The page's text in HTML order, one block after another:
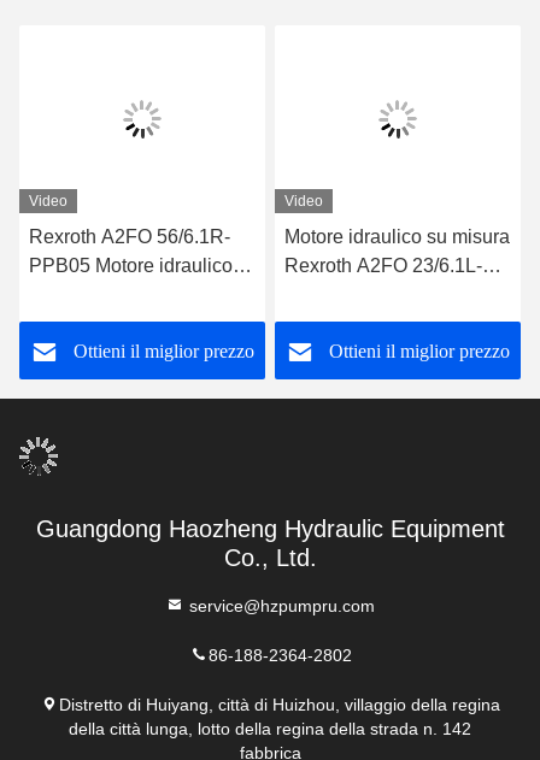
Video
Rexroth A2FO 56/6.1R-
PPB05 Motore idraulico
Ottieni il miglior prezzo
Video
Motore idraulico su misura
Rexroth A2FO 23/6.1L-
trazione
Ottieni il miglior prezzo
Guangdong Haozheng Hydraulic Equipment
Co., Ltd.
service@hzpumpru.com
86-188-2364-2802
Distretto di Huiyang, città di Huizhou, villaggio della regina
della città lunga, lotto della regina della strada n. 142
fabbrica